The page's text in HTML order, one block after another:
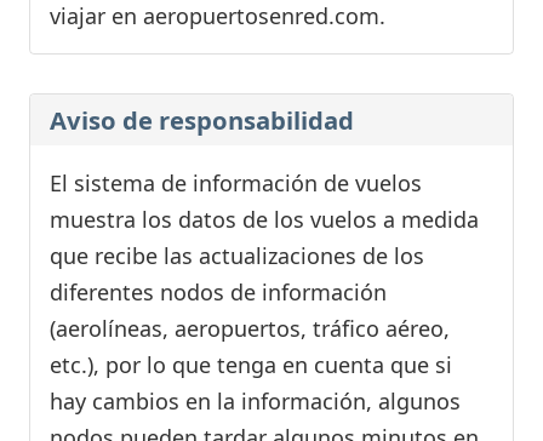
viajar en aeropuertosenred.com.
Aviso de responsabilidad
El sistema de información de vuelos
muestra los datos de los vuelos a medida
que recibe las actualizaciones de los
diferentes nodos de información
(aerolíneas, aeropuertos, tráfico aéreo,
etc.), por lo que tenga en cuenta que si
hay cambios en la información, algunos